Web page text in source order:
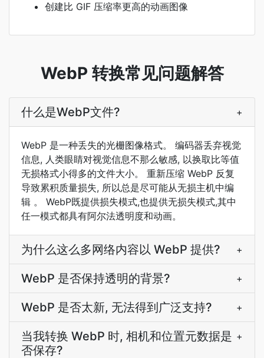
创建比 GIF 压缩率更高的动画图像
WebP 转换常见问题解答
什么是WebP文件? +
WebP 是一种丢失的光栅图像格式。 编码器丢弃视觉
信息, 人类眼睛对视觉信息不那么敏感, 以换取比等值
无损格式小得多的文件大小。 重新压缩 WebP 反复
导致累积质量损失, 所以总是尽可能从无损主机中编
辑 。 WebP既提供损失模式,也提供无损失模式,其中
任一模式都具有阿尔法透明度和动画。
为什么这么多网络内容以 WebP 提供? +
WebP 是否保持透明的背景? +
WebP 是否太新, 无法得到广泛支持? +
当我转换 WebP 时, 相机和位置元数据是
否保存?
+